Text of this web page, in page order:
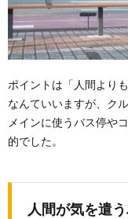
ポイントは「人間より
なんていいますが、ク
メインに使うバス停や
的でした。
人間が気を遣